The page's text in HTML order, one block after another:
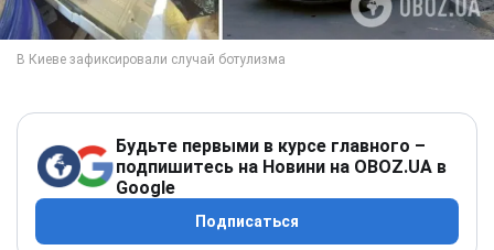
Будьте первыми в курсе главного –
подпишитесь на Новини на OBOZ.UA в
Google
Подписаться